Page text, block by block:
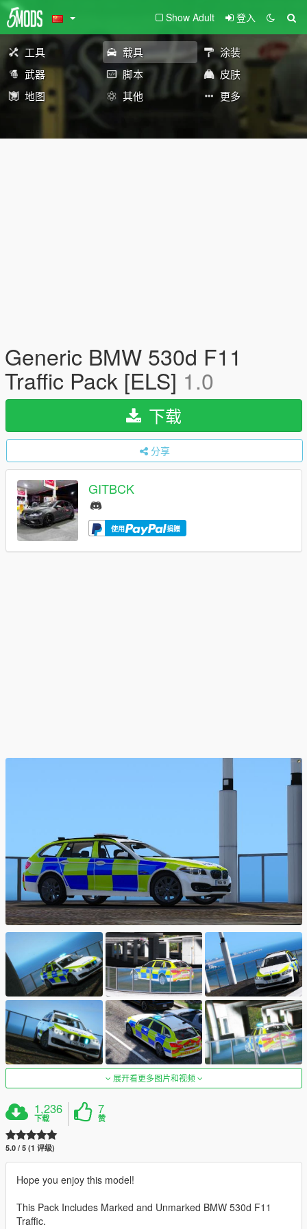
Show Adult 登入
工具 载具
涂装
武器
脚本
皮肤
地图
其他 更多
Generic BMW 530d F11
Traffic Pack [ELS] 1.0
下载
分享
GITBCK
使用 捐赠
展开看更多图片和视频
1,236
下载
7
赞
5.0 / 5 (1 评级)
Hope you enjoy this model!
This Pack Includes Marked and Unmarked BMW 530d F11
Traffic.